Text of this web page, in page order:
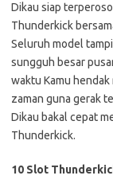
Dikau siap
Thunderkick
Seluruh model
sungguh besar
waktu Kamu
zaman guna gerak
Dikau bakal cepat
Thunderkick.
10 Slot